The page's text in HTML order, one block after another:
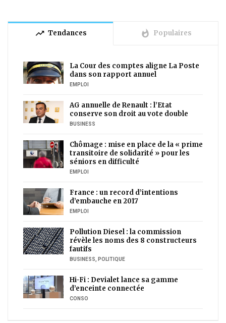
trending_up Tendances whatshot Populaires
La Cour des comptes aligne La Poste
dans son rapport annuel
EMPLOI
AG annuelle de Renault : l’Etat
conserve son droit au vote double
BUSINESS
Chômage : mise en place de la « prime
transitoire de solidarité » pour les
séniors en difficulté
EMPLOI
France : un record d’intentions
d’embauche en 2017
EMPLOI
Pollution Diesel : la commission
révèle les noms des 8 constructeurs
fautifs
BUSINESS POLITIQUE
Hi-Fi : Devialet lance sa gamme
d’enceinte connectée
CONSO